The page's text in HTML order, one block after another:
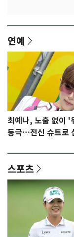
연예
최예나, 노출 없이 '
등극…전신 슈트로
스포츠